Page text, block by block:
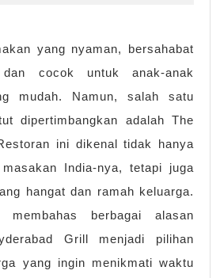
di
The
Hyderabad
Grill
yang nyaman, bersahabat
cocok untuk anak-anak
mudah. Namun, salah satu
dipertimbangkan adalah The
ini dikenal tidak hanya
India-nya, tetapi juga
hangat dan ramah keluarga.
berbagai alasan
Grill menjadi pilihan
yang ingin menikmati waktu